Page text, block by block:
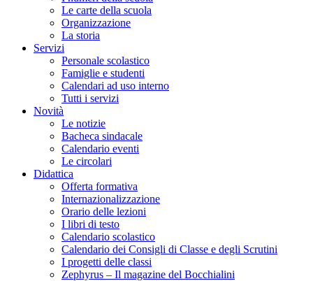
Le carte della scuola
Organizzazione
La storia
Servizi
Personale scolastico
Famiglie e studenti
Calendari ad uso interno
Tutti i servizi
Novità
Le notizie
Bacheca sindacale
Calendario eventi
Le circolari
Didattica
Offerta formativa
Internazionalizzazione
Orario delle lezioni
I libri di testo
Calendario scolastico
Calendario dei Consigli di Classe e degli Scrutini
I progetti delle classi
Zephyrus – Il magazine del Bocchialini